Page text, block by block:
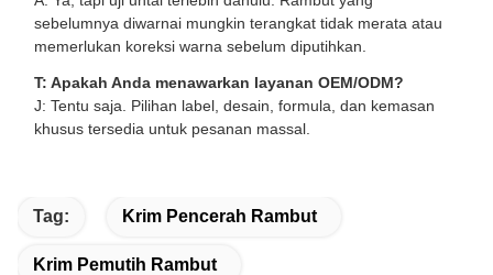
sebelumnya diwarnai mungkin terangkat tidak merata atau
memerlukan koreksi warna sebelum diputihkan.
T: Apakah Anda menawarkan layanan OEM/ODM?
J: Tentu saja. Pilihan label, desain, formula, dan kemasan
khusus tersedia untuk pesanan massal.
Tag: Krim Pencerah Rambut
Krim Pemutih Rambut